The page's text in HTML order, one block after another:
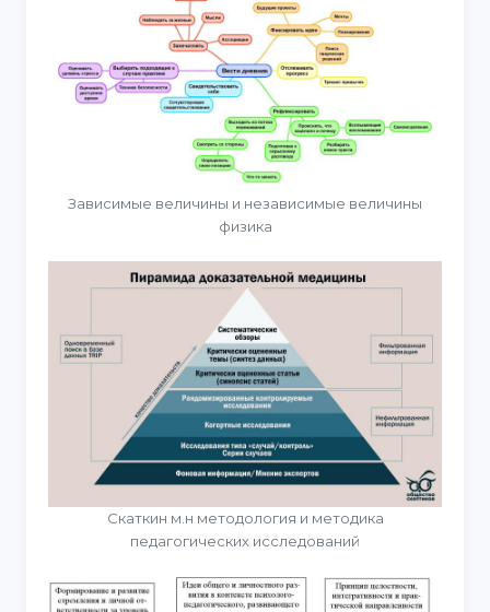
Зависимые величины и независимые величины
физика
Скаткин м.н методология и методика
педагогических исследований